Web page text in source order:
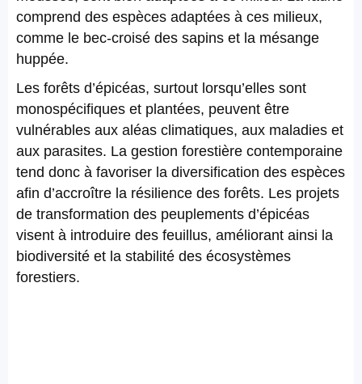
comprend des espèces adaptées à ces milieux,
comme le bec-croisé des sapins et la mésange
huppée.
Les forêts d’épicéas, surtout lorsqu’elles sont
monospécifiques et plantées, peuvent être
vulnérables aux aléas climatiques, aux maladies et
aux parasites. La gestion forestière contemporaine
tend donc à favoriser la diversification des espèces
afin d’accroître la résilience des forêts. Les projets
de transformation des peuplements d’épicéas
visent à introduire des feuillus, améliorant ainsi la
biodiversité et la stabilité des écosystèmes
forestiers.